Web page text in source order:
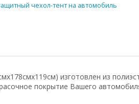
чехол-тент на автомобиль
изготовлен из
покрытие Вашего